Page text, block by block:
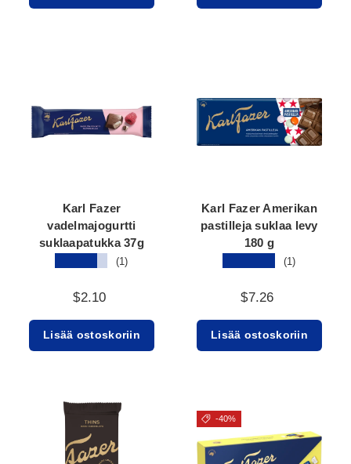
Karl Fazer
vadelmajogurtti
suklaapatukka 37g
(1)
$2.10
Lisää ostoskoriin
Karl Fazer Amerikan
pastilleja suklaa levy
180 g
(1)
$7.26
Lisää ostoskoriin
-40%